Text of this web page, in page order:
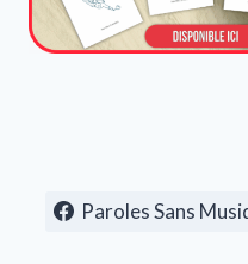
Paroles Sans